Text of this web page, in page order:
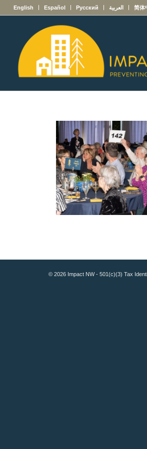
English Español Русский العربية 简体
© 2026 Impact NW - 501(c)(3) Tax